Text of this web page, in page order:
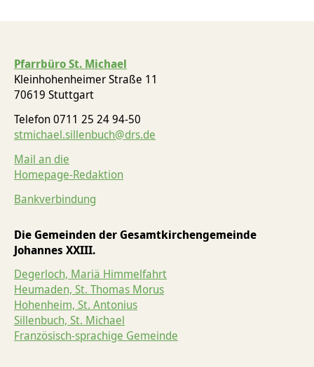
Pfarrbüro St. Michael
Kleinhohenheimer Straße 11
70619 Stuttgart
Telefon 0711 25 24 94-50
stmichael.sillenbuch@drs.de
Mail an die
Homepage-Redaktion
Bankverbindung
Die Gemeinden der Gesamtkirchengemeinde
Johannes XXIII.
Degerloch, Mariä Himmelfahrt
Heumaden, St. Thomas Morus
Hohenheim, St. Antonius
Sillenbuch, St. Michael
Französisch-sprachige Gemeinde